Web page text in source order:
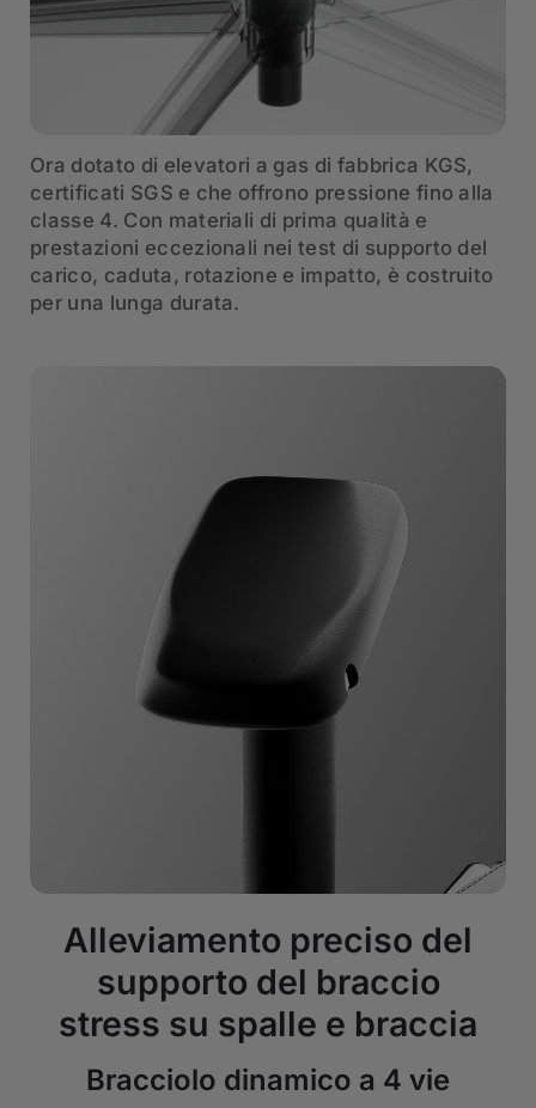
Ora dotato di elevatori a gas di fabbrica KGS,
certificati SGS e che offrono pressione fino alla
classe 4. Con materiali di prima qualità e
prestazioni eccezionali nei test di supporto del
carico, caduta, rotazione e impatto, è costruito
per una lunga durata.
Alleviamento preciso del
supporto del braccio
stress su spalle e braccia
Bracciolo dinamico a 4 vie